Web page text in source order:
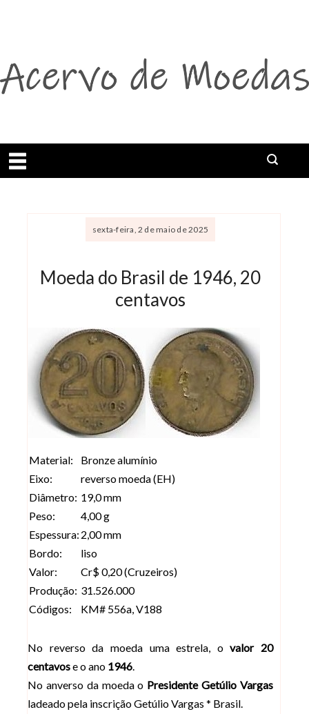
Abrir menu
Buscar
sexta-feira, 2 de maio de 2025
Moeda do Brasil de 1946, 20
centavos
Material:
Eixo:
Diâmetro:
Peso:
Espessura:
Bordo:
Valor:
Produção:
Códigos:
Bronze alumínio
reverso moeda (EH)
19,0 mm
4,00 g
2,00 mm
liso
Cr$ 0,20 (Cruzeiros)
31.526.000
KM# 556a, V188
No reverso da moeda uma estrela, ovalor 20
centavose o ano 1946.
No anverso da moeda o Presidente Getúlio Vargas
ladeado pela inscrição Getúlio Vargas * Brasil.